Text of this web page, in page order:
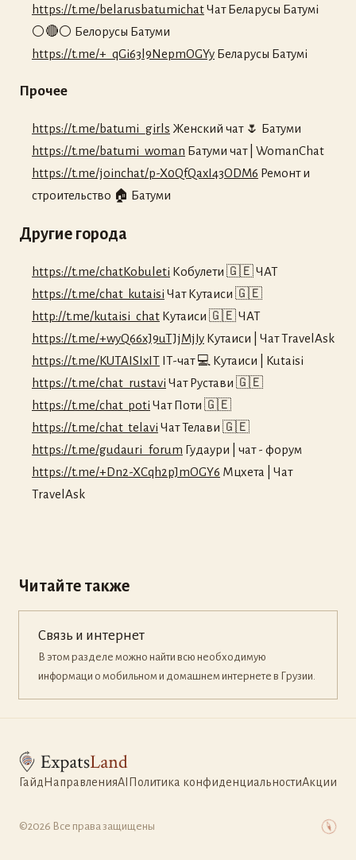
https://t.me/belarusbatumichatЧат Беларусы Батумі
⚪️🔴⚪️ Белорусы Батуми
https://t.me/+_qGi63l9NepmOGYy Беларусы Батумі
Прочее
https://t.me/batumi_girls Женский чат 🌷 Батуми
https://t.me/batumi_woman Батуми чат | WomanChat
https://t.me/joinchat/p-X0QfQaxI43ODM6 Ремонт и
строительство 🏠 Батуми
Другие города
https://t.me/chatKobuleti Кобулети 🇬🇪 ЧАТ
https://t.me/chat_kutaisi Чат Кутаиси 🇬🇪
http://t.me/kutaisi_chat Кутаиси 🇬🇪 ЧАТ
https://t.me/+wyQ66xJ9uTJjMjIy Кутаиси | Чат TravelAsk
https://t.me/KUTAISIxIT IT-чат 💻 Кутаиси | Kutaisi
https://t.me/chat_rustavi Чат Рустави 🇬🇪
https://t.me/chat_poti Чат Поти 🇬🇪
https://t.me/chat_telavi Чат Телави 🇬🇪
https://t.me/gudauri_forum Гудаури | чат - форум
https://t.me/+Dn2-XCqh2pJmOGY6 Мцхета | Чат
TravelAsk
Читайте также
Связь и интернет
В этом разделе можно найти всю необходимую
информаци о мобильном и домашнем интернете в Грузии.
Гайд НаправленияAI Политика конфиденциальностиАкции
©2026 Все права защищены